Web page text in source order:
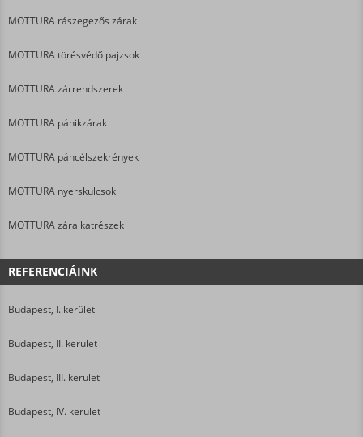
MOTTURA rászegezős zárak
MOTTURA törésvédő pajzsok
MOTTURA zárrendszerek
MOTTURA pánikzárak
MOTTURA páncélszekrények
MOTTURA nyerskulcsok
MOTTURA záralkatrészek
REFERENCIÁINK
Budapest, I. kerület
Budapest, II. kerület
Budapest, III. kerület
Budapest, IV. kerület